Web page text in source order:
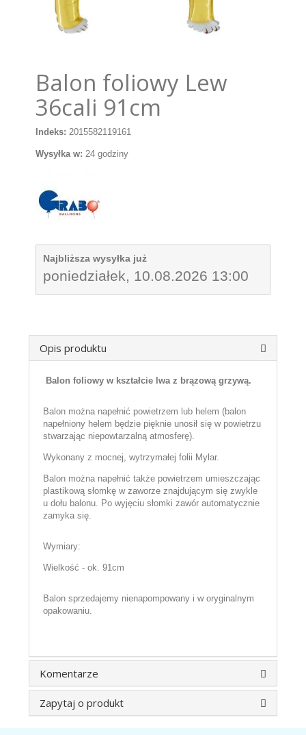
BUTLA Z HELEM
Balon foliowy Lew
36cali 91cm
Indeks: 2015582119161
Wysyłka w: 24 godziny
Najbliższa wysyłka już
poniedziałek, 10.08.2026 13:00
Opis produktu
Balon foliowy w kształcie lwa z brązową grzywą.
Balon można napełnić powietrzem lub helem (balon
napełniony helem będzie pięknie unosił się w powietrzu
stwarzając niepowtarzalną atmosferę).
Wykonany z mocnej, wytrzymałej folii Mylar.
Balon można napełnić także powietrzem umieszczając
plastikową słomkę w zaworze znajdującym się zwykle
u dołu balonu. Po wyjęciu słomki zawór automatycznie
zamyka się.
Wymiary:
Wielkość - ok. 91cm
Balon sprzedajemy nienapompowany i w oryginalnym
opakowaniu.
Komentarze
Zapytaj o produkt